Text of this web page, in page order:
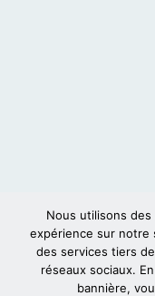
Nous utilisons
expérience sur notre
des services tiers
réseaux sociaux.
bannière,